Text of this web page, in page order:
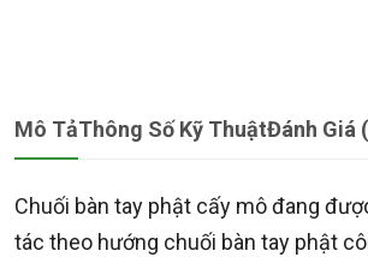
Mô TảThông Số Kỹ ThuậtĐánh Giá
Chuối bàn tay phật cấy mô đang
tác theo hướng chuối bàn tay phật